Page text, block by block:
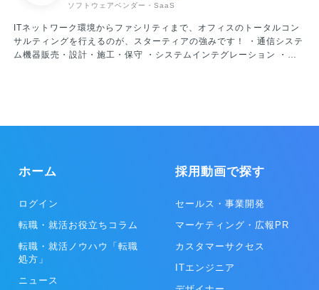
提供しています。ソフトウェアベンダー・SaaS
ITネットワーク環境からファシリティまで、オフィスのトータルコン
サルティングを行えるのが、スターティアの強みです！ ・通信システ
ム機器販売・設計・施工・保守 ・システムインテグレーション ・セ
ホーム
ログイン
転職・就活お役立ちコラム
転職・就活ノウハウ「転職
処方」
ニュース
採用動画で探す
セールス・事業開発
マーケティング・広報PR
カスタマーサクセス
ITエンジニア